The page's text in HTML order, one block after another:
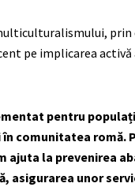
prin
pe implicarea
pentru
comunitatea romă.
ajuta la prevenirea
asigurarea unor